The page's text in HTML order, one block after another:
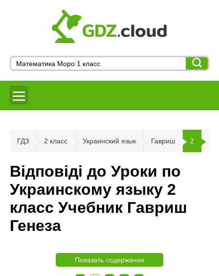
ГДЗ 2 класс Украинский язык Гавриш 2
Відповіді до Уроки по
Украинскому языку 2
класс Учебник Гавриш
Генеза
Показать содержание